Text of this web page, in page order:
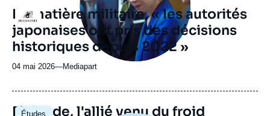
revue
ou
émission
Logo
En matière militaire, « les autorités
japonaises ont pris des décisions
historiques depuis 2022 »
04 mai 2026—Nom
journal,
Mediapart
Études
Image
Finlande, l'allié venu du froid